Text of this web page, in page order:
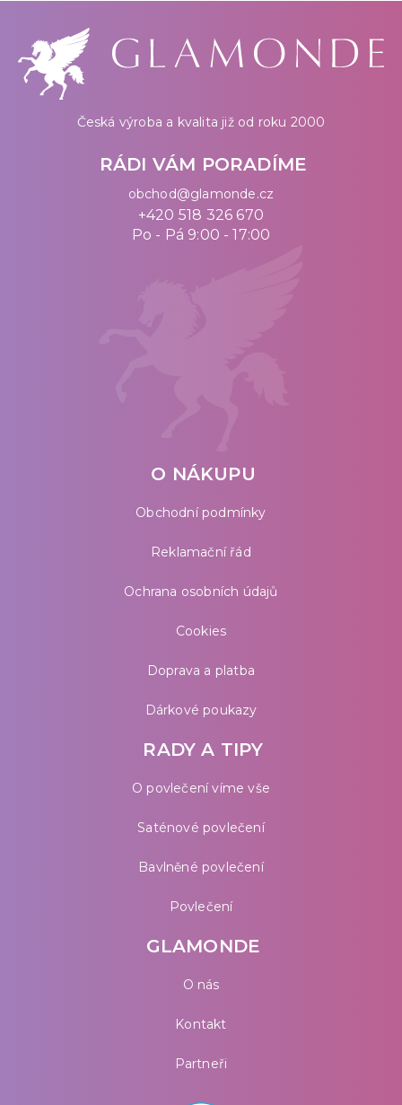
Česká výroba a kvalita již od roku 2000
RÁDI VÁM PORADÍME
obchod@glamonde.cz
+420 518 326 670
Po - Pá 9:00 - 17:00
O NÁKUPU
Obchodní podmínky
Reklamační řád
Ochrana osobních údajů
Cookies
Doprava a platba
Dárkové poukazy
RADY A TIPY
O povlečení víme vše
Saténové povlečení
Bavlněné povlečení
Povlečení
GLAMONDE
O nás
Kontakt
Partneři